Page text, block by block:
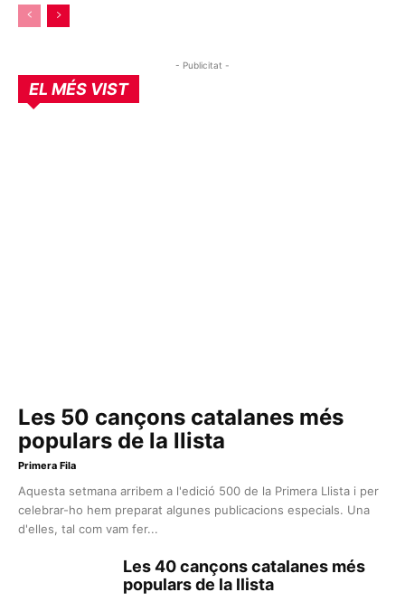
- Publicitat -
EL MÉS VIST
Les 50 cançons catalanes més
populars de la llista
Primera Fila
Aquesta setmana arribem a l'edició 500 de la Primera Llista i per
celebrar-ho hem preparat algunes publicacions especials. Una
d'elles, tal com vam fer...
Les 40 cançons catalanes més
populars de la llista